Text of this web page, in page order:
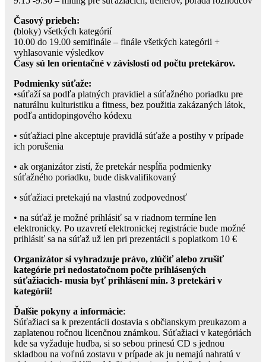
Časový priebeh:
(bloky) všetkých kategórií
10.00 do 19.00 semifinále – finále všetkých kategórii +
vyhlasovanie výsledkov
Časy sú len orientačné v závislosti od počtu pretekárov.
Podmienky súťaže:
•súťaží sa podľa platných pravidiel a súťažného poriadku pre
naturálnu kulturistiku a fitness, bez použitia zakázaných látok,
podľa antidopingového kódexu
• súťažiaci plne akceptuje pravidlá súťaže a postihy v prípade
ich porušenia
• ak organizátor zistí, že pretekár nespĺňa podmienky
súťažného poriadku, bude diskvalifikovaný
• súťažiaci pretekajú na vlastnú zodpovednosť
• na súťaž je možné prihlásiť sa v riadnom termíne len
elektronicky. Po uzavretí elektronickej registrácie bude možné
prihlásiť sa na súťaž už len pri prezentácii s poplatkom 10 €
Organizátor si vyhradzuje právo, zlúčiť alebo zrušiť
kategórie pri nedostatočnom počte prihlásených
súťažiacich- musia byť prihlásení min. 3 pretekári v
kategórii!
Ďalšie pokyny a informácie:
Súťažiaci sa k prezentácii dostavia s občianskym preukazom a
zaplatenou ročnou licenčnou známkou. Súťažiaci v kategóriách
kde sa vyžaduje hudba, si so sebou prinesú CD s jednou
skladbou na voľnú zostavu v prípade ak ju nemajú nahratú v